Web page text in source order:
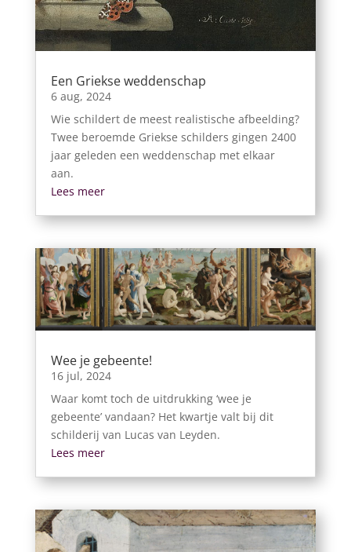
Een Griekse weddenschap
6 aug, 2024
Wie schildert de meest realistische afbeelding?
Twee beroemde Griekse schilders gingen 2400
jaar geleden een weddenschap met elkaar
aan.
Lees meer
Wee je gebeente!
16 jul, 2024
Waar komt toch de uitdrukking ‘wee je
gebeente’ vandaan? Het kwartje valt bij dit
schilderij van Lucas van Leyden.
Lees meer